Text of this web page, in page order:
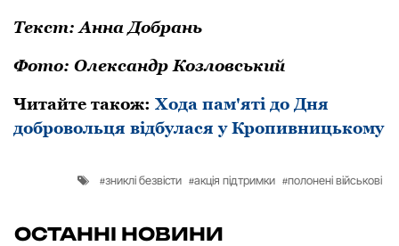
Текст: Анна Добрань
Фото: Олександр Козловський
Читайте також: Хода пам'яті до Дня
добровольця відбулася у Кропивницькому
зниклі безвісти акція підтримки полонені військові
ОСТАННІ НОВИНИ